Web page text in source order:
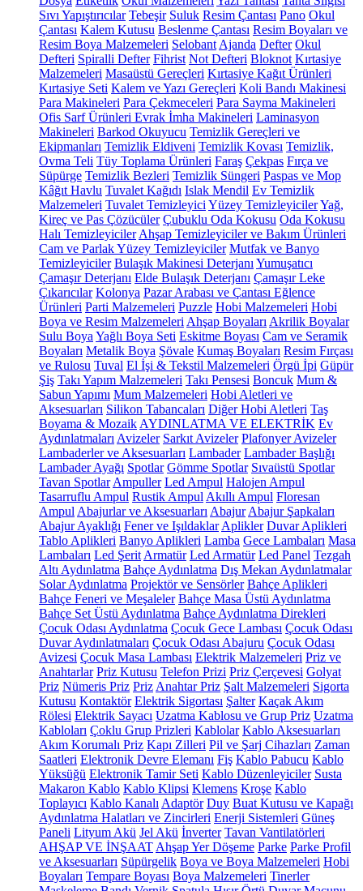
Sıvı Yapıştırıcılar Tebeşir Suluk Resim Çantası Pano Okul
Çantası Kalem Kutusu Beslenme Çantası Resim Boyaları ve
Resim Boya Malzemeleri Selobant Ajanda Defter Okul
Defteri Spiralli Defter Fihrist Not Defteri Bloknot Kırtasiye
Malzemeleri Masaüstü Gereçleri Kırtasiye Kağıt Ürünleri
Kırtasiye Seti Kalem ve Yazı Gereçleri Koli Bandı Makinesi
Para Makineleri Para Çekmeceleri Para Sayma Makineleri
Ofis Sarf Ürünleri Evrak İmha Makineleri Laminasyon
Makineleri Barkod Okuyucu Temizlik Gereçleri ve
Ekipmanları Temizlik Eldiveni Temizlik Kovası Temizlik,
Ovma Teli Tüy Toplama Ürünleri Faraş Çekpas Fırça ve
Süpürge Temizlik Bezleri Temizlik Süngeri Paspas ve Mop
Kâğıt Havlu Tuvalet Kağıdı Islak Mendil Ev Temizlik
Malzemeleri Tuvalet Temizleyici Yüzey TemizleyicilerYağ,
Kireç ve Pas Çözücüler Çubuklu Oda Kokusu Oda Kokusu
Halı Temizleyiciler Ahşap Temizleyiciler ve Bakım Ürünleri
Cam ve Parlak Yüzey Temizleyiciler Mutfak ve Banyo
Temizleyiciler Bulaşık Makinesi Deterjanı Yumuşatıcı
Çamaşır Deterjanı Elde Bulaşık Deterjanı Çamaşır Leke
Çıkarıcılar Kolonya Pazar Arabası ve Çantası Eğlence
Ürünleri Parti Malzemeleri Puzzle Hobi Malzemeleri Hobi
Boya ve Resim Malzemeleri Ahşap Boyaları Akrilik Boyalar
Sulu Boya Yağlı Boya Seti Eskitme Boyası Cam ve Seramik
Boyaları Metalik Boya Şövale Kumaş Boyaları Resim Fırçası
ve Rulosu Tuval El İşi & Tekstil Malzemeleri Örgü İpi Güpür
Şiş Takı Yapım Malzemeleri Takı Pensesi Boncuk Mum &
Sabun Yapımı Mum Malzemeleri Hobi Aletleri ve
Aksesuarları Silikon Tabancaları Diğer Hobi Aletleri Taş
Boyama & Mozaik AYDINLATMA VE ELEKTRİK Ev
Aydınlatmaları Avizeler Sarkıt Avizeler Plafonyer Avizeler
Lambaderler ve Aksesuarları Lambader Lambader Başlığı
Lambader Ayağı Spotlar Gömme Spotlar Sıvaüstü Spotlar
Tavan Spotlar Ampuller Led Ampul Halojen Ampul
Tasarruflu Ampul Rustik Ampul Akıllı Ampul Floresan
Ampul Abajurlar ve Aksesuarları Abajur Abajur Şapkaları
Abajur Ayaklığı Fener ve Işıldaklar Aplikler Duvar Aplikleri
Tablo Aplikleri Banyo Aplikleri Lamba Gece Lambaları Masa
Lambaları Led Şerit Armatür Led Armatür Led Panel Tezgah
Altı Aydınlatma Bahçe Aydınlatma Dış Mekan Aydınlatmalar
Solar Aydınlatma Projektör ve Sensörler Bahçe Aplikleri
Bahçe Feneri ve Meşaleler Bahçe Masa Üstü Aydınlatma
Bahçe Set Üstü Aydınlatma Bahçe Aydınlatma Direkleri
Çocuk Odası Aydınlatma Çocuk Gece Lambası Çocuk Odası
Duvar Aydınlatmaları Çocuk Odası Abajuru Çocuk Odası
Avizesi Çocuk Masa Lambası Elektrik Malzemeleri Priz ve
Anahtarlar Priz Kutusu Telefon Prizi Priz Çerçevesi Golyat
Priz Nümeris Priz Priz Anahtar Priz Şalt Malzemeleri Sigorta
Kutusu Kontaktör Elektrik Sigortası Şalter Kaçak Akım
Rölesi Elektrik Sayacı Uzatma Kablosu ve Grup Priz Uzatma
Kabloları Çoklu Grup Prizleri Kablolar Kablo Aksesuarları
Akım Korumalı Priz Kapı Zilleri Pil ve Şarj Cihazları Zaman
Saatleri Elektronik Devre Elemanı Fiş Kablo Pabucu Kablo
Yüksüğü Elektronik Tamir Seti Kablo Düzenleyiciler Susta
Makaron Kablo Kablo Klipsi Klemens Kroşe Kablo
Toplayıcı Kablo Kanalı Adaptör Duy Buat Kutusu ve Kapağı
Aydınlatma Halatları ve Zincirleri Enerji Sistemleri Güneş
Paneli Lityum Akü Jel Akü İnverter Tavan Vantilatörleri
AHŞAP VE İNŞAAT Ahşap Yer Döşeme Parke Parke Profil
ve Aksesuarları Süpürgelik Boya ve Boya Malzemeleri Hobi
Boyaları Tempare Boyası Boya Malzemeleri Tinerler